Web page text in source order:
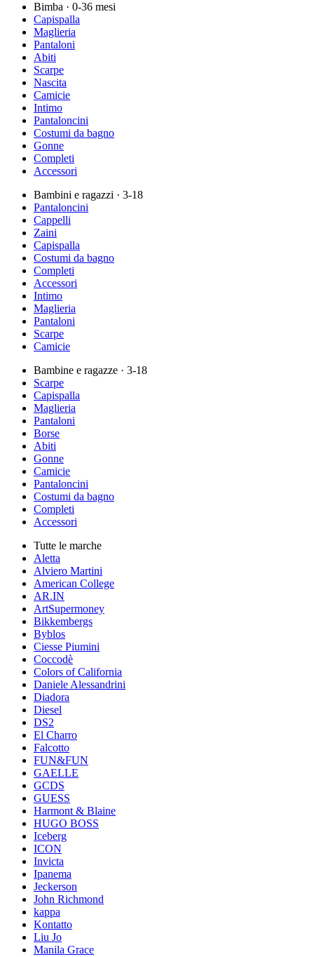
Bimba · 0-36 mesi
Capispalla
Maglieria
Pantaloni
Abiti
Scarpe
Nascita
Camicie
Intimo
Pantaloncini
Costumi da bagno
Gonne
Completi
Accessori
Bambini e ragazzi · 3-18
Pantaloncini
Cappelli
Zaini
Capispalla
Costumi da bagno
Completi
Accessori
Intimo
Maglieria
Pantaloni
Scarpe
Camicie
Bambine e ragazze · 3-18
Scarpe
Capispalla
Maglieria
Pantaloni
Borse
Abiti
Gonne
Camicie
Pantaloncini
Costumi da bagno
Completi
Accessori
Tutte le marche
Aletta
Alviero Martini
American College
AR.IN
ArtSupermoney
Bikkembergs
Byblos
Ciesse Piumini
Coccodè
Colors of California
Daniele Alessandrini
Diadora
Diesel
DS2
El Charro
Falcotto
FUN&FUN
GAELLE
GCDS
GUESS
Harmont & Blaine
HUGO BOSS
Iceberg
ICON
Invicta
Ipanema
Jeckerson
John Richmond
kappa
Kontatto
Liu Jo
Manila Grace